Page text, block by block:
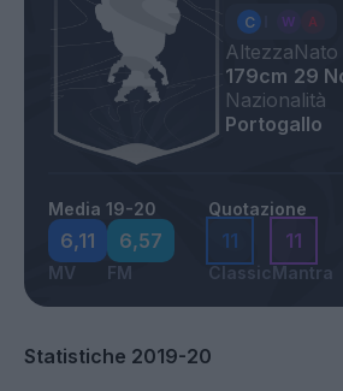
Altezza
179cm
Nato
29
Nazionalità
Portogallo
Media 19-20
6,11
MV
6,57
FM
Quotazione
11
Classic
11
Mantra
Statistiche 2019-20